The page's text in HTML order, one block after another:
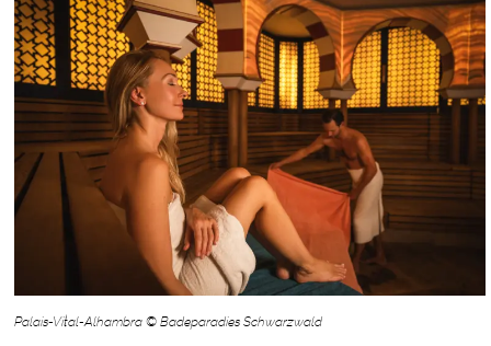
Palais-Vital-Alhambra © Badeparadies Schwarzwald